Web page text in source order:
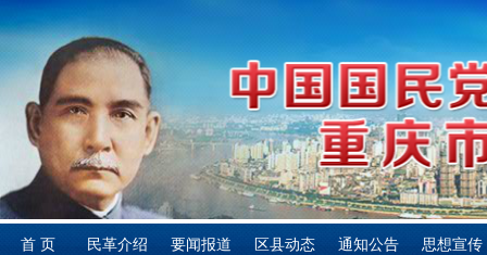
首 页 民革介绍 要闻报道 区县动态 通知公告 思想宣传